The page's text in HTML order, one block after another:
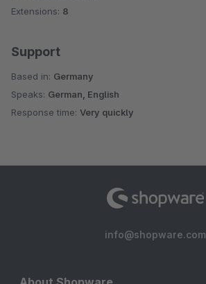
Extensions: 8
Support
Based in: Germany
Speaks: German, English
Response time: Very quickly
info@shopware.com